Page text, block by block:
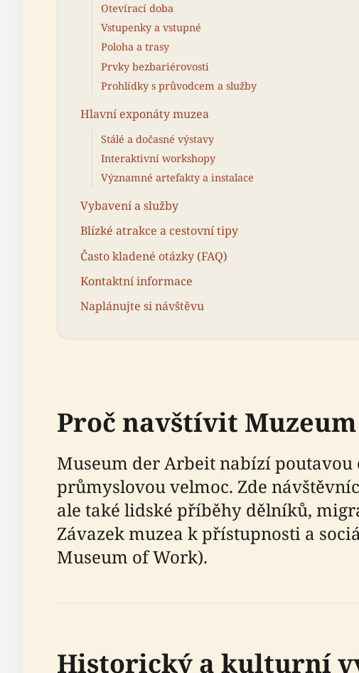
Otevírací doba
Vstupenky a vstupné
Poloha a trasy
Prvky bezbariérovosti
Prohlídky s průvodcem a služby
Hlavní exponáty muzea
Stálé a dočasné výstavy
Interaktivní workshopy
Významné artefakty a instalace
Vybavení a služby
Blízké atrakce a cestovní tipy
Často kladené otázky (FAQ)
Kontaktní informace
Naplánujte si návštěvu
Proč navštívit
Museum der Arbeit nabízí
průmyslovou velmoc. Zde
ale také lidské příběhy dělníků,
Závazek muzea k přístupnosti a
Museum of Work).
Historický a kulturní